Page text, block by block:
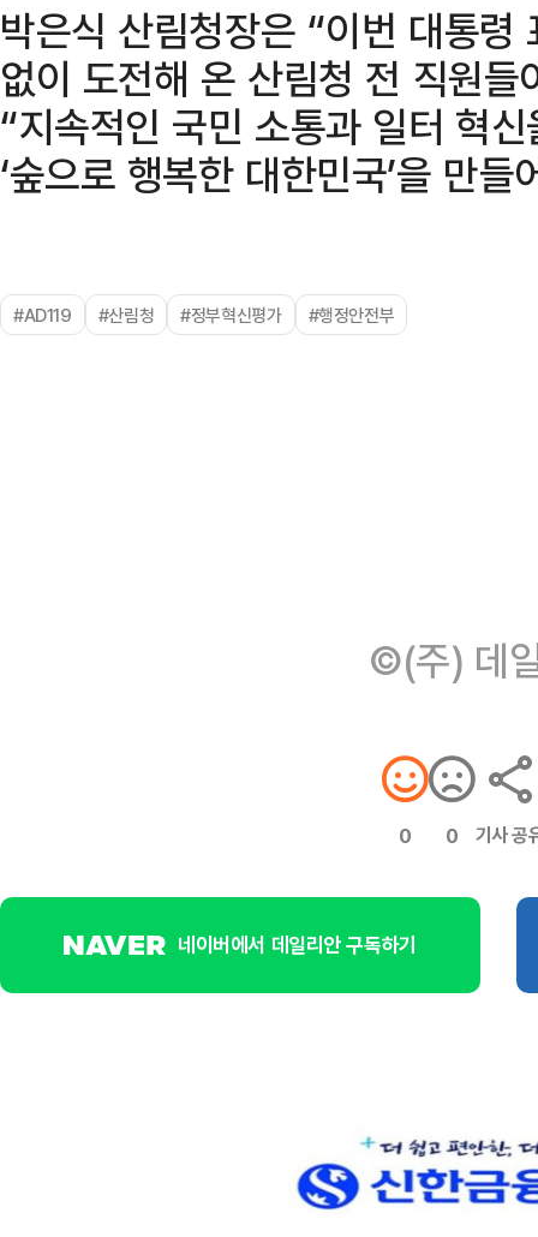
박은식 산림청장은 “이번 대통
없이 도전해 온 산림청 전 직원
“지속적인 국민 소통과 일터 혁
‘숲으로 행복한 대한민국’을 만
#AD119 #산림청 #정부혁신평가 #행정안전부
©(주) 데
0 0 기사 공
네이버에서 데일리안 구독하기